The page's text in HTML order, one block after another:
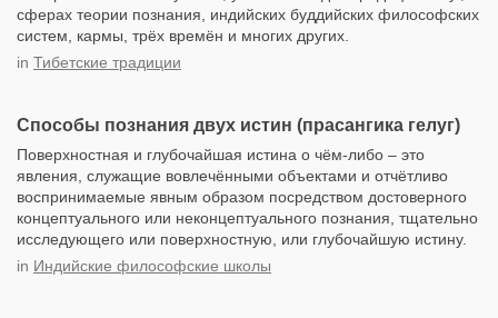
сферах теории познания, индийских буддийских философских
систем, кармы, трёх времён и многих других.
in Тибетские традиции
Способы познания двух истин (прасангика гелуг)
Поверхностная и глубочайшая истина о чём-либо – это
явления, служащие вовлечёнными объектами и отчётливо
воспринимаемые явным образом посредством достоверного
концептуального или неконцептуального познания, тщательно
исследующего или поверхностную, или глубочайшую истину.
in Индийские философские школы